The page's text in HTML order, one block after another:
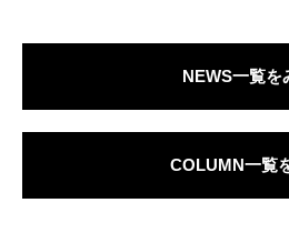
NEWS一覧を
COLUMN一覧